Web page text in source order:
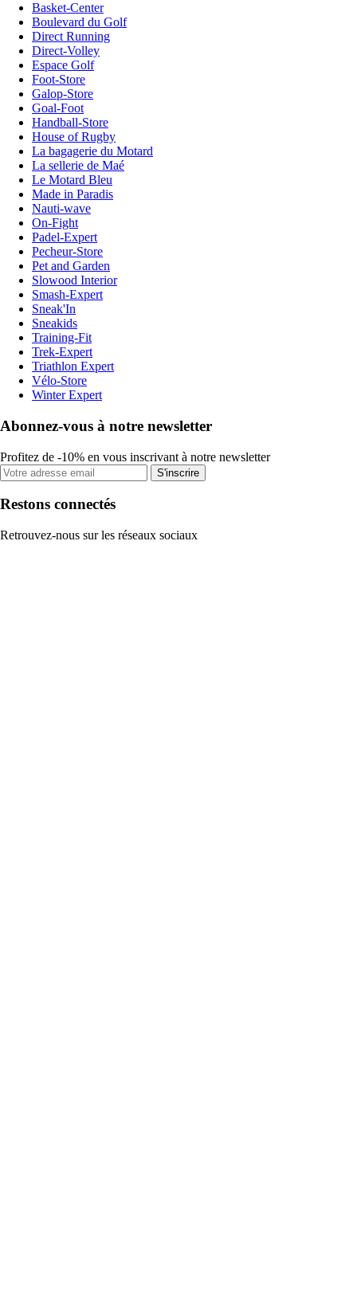
Basket-Center
Boulevard du Golf
Direct Running
Direct-Volley
Espace Golf
Foot-Store
Galop-Store
Goal-Foot
Handball-Store
House of Rugby
La bagagerie du Motard
La sellerie de Maé
Le Motard Bleu
Made in Paradis
Nauti-wave
On-Fight
Padel-Expert
Pecheur-Store
Pet and Garden
Slowood Interior
Smash-Expert
Sneak'In
Sneakids
Training-Fit
Trek-Expert
Triathlon Expert
Vélo-Store
Winter Expert
Abonnez-vous à notre newsletter
Profitez de -10% en vous inscrivant à notre newsletter
S'inscrire
Restons connectés
Retrouvez-nous sur les réseaux sociaux